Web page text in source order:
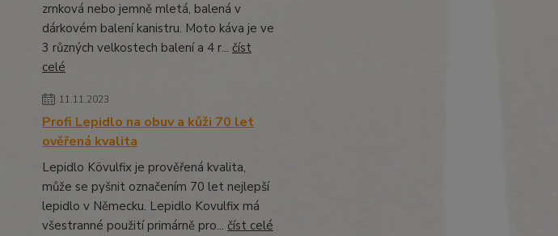
zrnková nebo jemně mletá, balená v
dárkovém balení kanistru. Moto káva je ve
3 různých velkostech balení a 4 r... číst
celé
11.11.2023
Profi Lepidlo na obuv a kůži 70 let
ověřená kvalita
Lepidlo Kövulfix je prověřená kvalita,
může se pyšnit označením 70 let nejlepší
lepidlo v Německu. Lepidlo Kovulfix má
všestranné použití primárně pro... číst celé